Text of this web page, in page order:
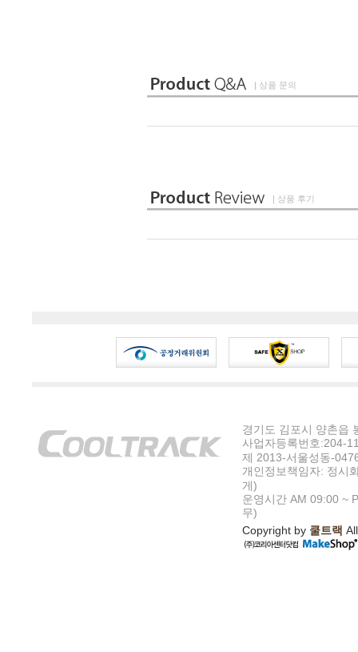
| 상품 문의
| 상품 후기
경기도 김포시 양촌읍
사업자등록번호:204-
제 2013-서울성동-
개인정보책임자: 정시
게)
운영시간 AM 09:00 ~
무)
Copyright by 쿨트랙